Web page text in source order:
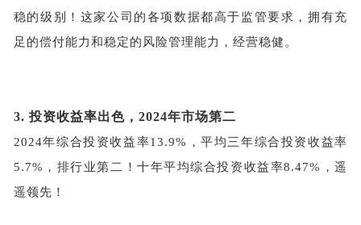
稳的级别！这家公司的各项数据都高于监管要求，拥有充
足的偿付能力和稳定的风险管理能力，经营稳健。
3. 投资收益率出色， 2024年市场第二
2024年综合投资收益率13.9%，平均三年综合投资收益率
5.7%，排行业第二！十年平均综合投资收益率8.47%，遥
遥领先！